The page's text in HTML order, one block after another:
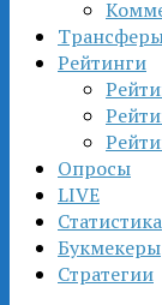
Рейтинги
Опросы
LIVE
Статистика
Букмекеры
Стратегии